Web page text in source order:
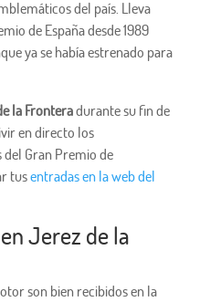
del país. Lleva
de España desde 1989
ya se había estrenado para
la Fronteradurante su fin de
en directo los
Gran Premio de
tusentradas en la web del
Jerez de la
son bien recibidos en la